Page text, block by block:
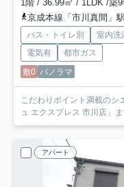
1階 / 36.99㎡ / 1LDK /築
京成本線「市川真間」
バス・トイレ別 室内洗
電気有
都市ガス
敷0 パノラマ
こだわりポイント満載のシ
ュ エクスプレス 市川店」
アパート